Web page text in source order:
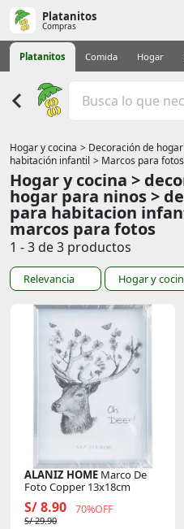
Platanitos
Compras
Platanitos Comida Hogar
Hogar y cocina > Decoración de
habitación infantil > Marcos para fotos
Hogar y cocina >
hogar para ninos >
para habitacion
marcos para fotos
1 - 3 de 3 productos
Relevancia Hogar y
ALANIZ HOME Marco De
Foto Copper 13x18cm
S/ 8.90 70%OFF
S/ 29.90